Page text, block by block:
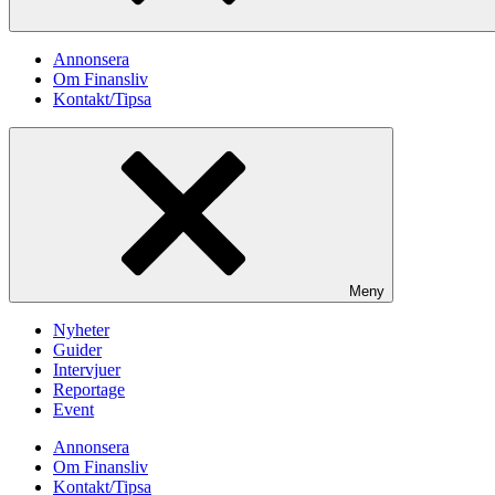
Annonsera
Om Finansliv
Kontakt/Tipsa
Meny
Nyheter
Guider
Intervjuer
Reportage
Event
Annonsera
Om Finansliv
Kontakt/Tipsa